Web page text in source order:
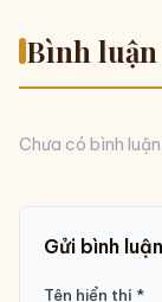
Bình luận
Chưa có bình
Gửi bình luận
Tên hiển thị *